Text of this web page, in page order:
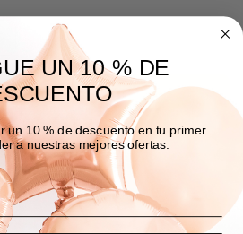
A LA BOLSA
UN 10 % DE
un 10 % de descuento en tu primer
a nuestras mejores ofertas.